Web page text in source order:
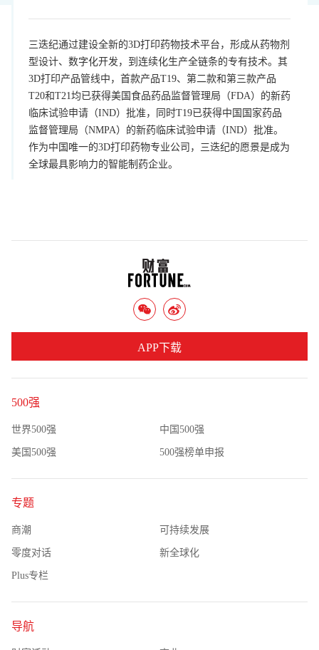
三迭纪通过建设全新的3D打印药物技术平台，形成从药物剂
型设计、数字化开发，到连续化生产全链条的专有技术。其
3D打印产品管线中，首款产品T19、第二款和第三款产品
T20和T21均已获得美国食品药品监督管理局（FDA）的新药
临床试验申请（IND）批准，同时T19已获得中国国家药品
监督管理局（NMPA）的新药临床试验申请（IND）批准。
作为中国唯一的3D打印药物专业公司，三迭纪的愿景是成为
全球最具影响力的智能制药企业。
500强
世界500强 中国500强
美国500强 500强榜单申报
专题
商潮 可持续发展
零度对话 新全球化
Plus专栏
导航
APP下载